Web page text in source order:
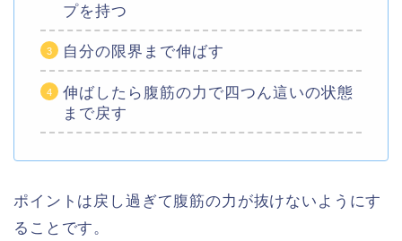
プを持つ
自分の限界まで伸ばす
伸ばしたら腹筋の力で四つん這いの状態
まで戻す
ポイントは戻し過ぎて腹筋の力が抜けないようにす
ることです。